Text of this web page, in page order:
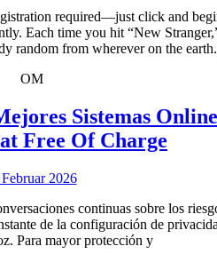
With
Strangers
2026
required—just click and
Each time you hit “New
random from wherever on the earth.
OM
Sistemas Online
Free Of Charge
20262.
2026
continuas sobre los
de la configuración de
Para mayor protección y